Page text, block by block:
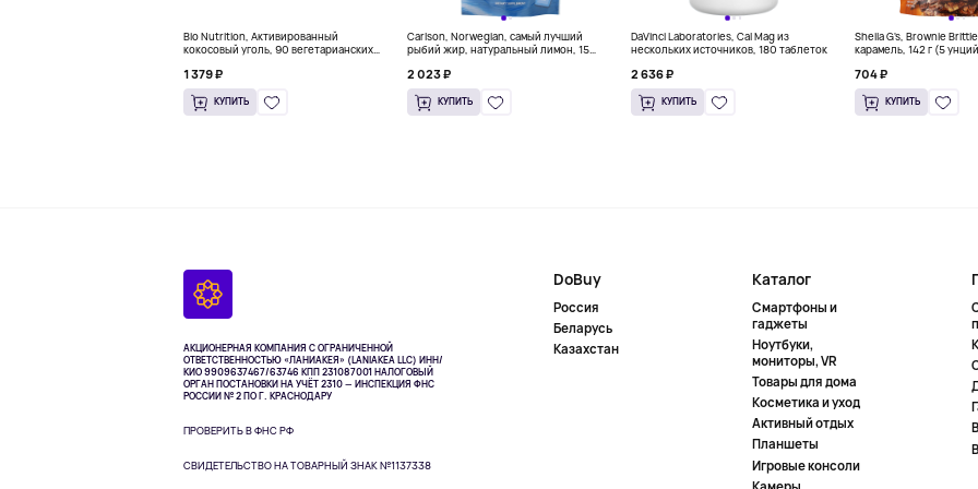
Bio Nutrition, Активированный
кокосовый уголь, 90 вегетарианских
1 379 ₽
КУПИТЬ
Carlson, Norwegian, самый лучший
рыбий жир, натуральный лимон, 15
2 023 ₽
КУПИТЬ
DaVinci Laboratories, Cal Mag из
нескольких источников, 180 таблеток
2 636 ₽
КУПИТЬ
Sheila G's, Brownie
карамель, 142 г (5
704 ₽
КУПИТЬ
АКЦИОНЕРНАЯ КОМПАНИЯ С ОГРАНИЧЕННОЙ
ОТВЕТСТВЕННОСТЬЮ «ЛАНИАКЕЯ» (LANIAKEA LLC) ИНН/
КИО 9909637467/63746 КПП 231087001 НАЛОГОВЫЙ
ОРГАН ПОСТАНОВКИ НА УЧЁТ 2310 — ИНСПЕКЦИЯ ФНС
РОССИИ № 2 ПО Г. КРАСНОДАРУ
ПРОВЕРИТЬ В ФНС РФ
СВИДЕТЕЛЬСТВО НА ТОВАРНЫЙ ЗНАК №1137338
DoBuy
Россия
Беларусь
Казахстан
Каталог
Смартфоны и
гаджеты
Ноутбуки,
мониторы, VR
Товары для дома
Косметика и уход
Активный отдых
Планшеты
Игровые консоли